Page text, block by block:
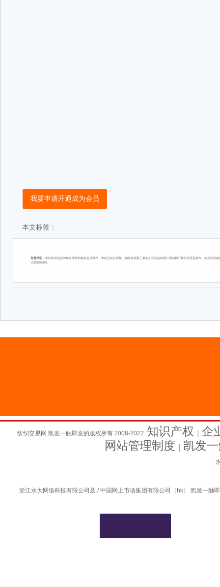
我要申请开通成为会员
本文标签：
免责声明： 本站所有信息均来自网络和相关会员发布，本站已经过审核，如有发现第三者他人利用各种借口理由和不择手段恶意发布、涉及到
15313206870。
纺织交易网 凯发一触即发的版权所有 2008-2022 知识产权
企
网站管理制度
凯发
浙江水大网络科技有限公司及 / 中国网上市场集团有限公司（hk） 凯发一触